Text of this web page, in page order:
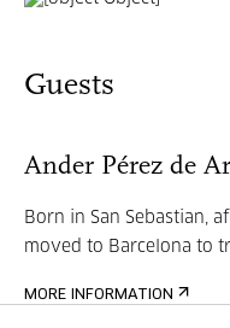
Guests
Ander Pérez de
Born in San Sebastian,
moved to Barcelona to
MORE INFORMATION